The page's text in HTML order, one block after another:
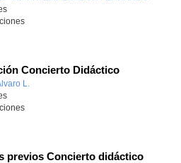
Concierto Didáctico
L.
previos Concierto didáctico